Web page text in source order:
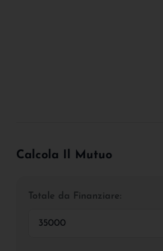
Calcola Il Mutuo
Totale da Finanziare: